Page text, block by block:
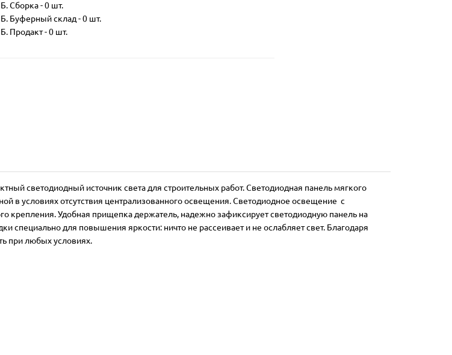
Сборка-0 шт.
Буферный склад-0 шт.
Продакт-0 шт.
светодиодный источник света для строительных работ. Светодиодная панель мягкого
в условиях отсутствия централизованного освещения.Светодиодное освещение с
крепления. Удобная прищепка держатель, надежно зафиксирует светодиодную панель на
специально для повышения яркости: ничто не рассеивает и не ослабляет свет. Благодаря
при любых условиях.